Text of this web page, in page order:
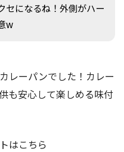
セになるね！外側がハー
w
レーパンでした！カレー
も安心して楽しめる味付
はこちら